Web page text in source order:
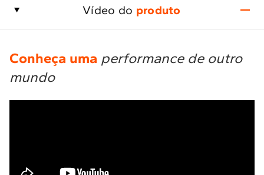
Vídeo do produto
Conheça uma performance de outro
mundo